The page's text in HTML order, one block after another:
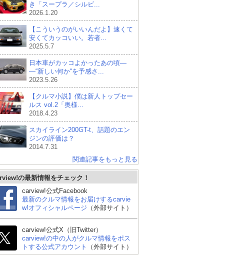
き「スープラ／シルビ...
2026.1.20
【こういうのがいいんだよ】速くて
安くてカッコいい。若者...
2025.5.7
日本車がカッコよかったあの頃―
―“新しい何か“を予感さ...
2023.5.26
【クルマ小説】僕は新人トップセー
ルス vol.2「奥様...
2018.4.23
スカイライン200GT-t、話題のエン
ジンの評価は？
2014.7.31
関連記事をもっと見る
の最新情報をチェック！
carview!公式Facebook
最新のクルマ情報をお届けするcarvie
w!オフィシャルページ （外部サイト）
carview!公式X（旧Twitter）
carview!の中の人がクルマ情報をポス
トする公式アカウント
（外部サイト）